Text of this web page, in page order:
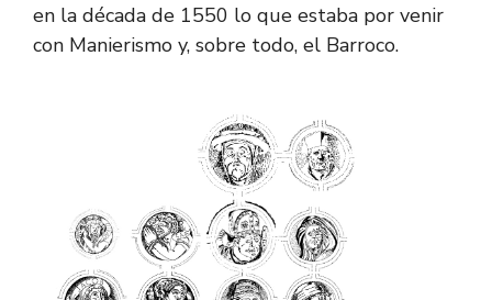
en la década de 1550 lo que estaba por venir
con Manierismo y, sobre todo, el Barroco.